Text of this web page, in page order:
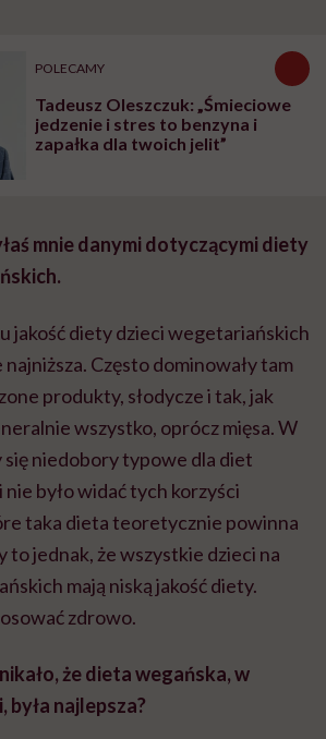
POLECAMY
Tadeusz Oleszczuk: „Śmieciowe
jedzenie i stres to benzyna i
zapałka dla twoich jelit”
mnie danymi dotyczącymi diety
jakość diety dzieci wegetariańskich
Często dominowały tam
produkty, słodycze i tak, jak
wszystko, oprócz mięsa. W
się niedobory typowe dla diet
było widać tych korzyści
taka dieta teoretycznie powinna
to jednak, że wszystkie dzieci na
mają niską jakość diety.
zdrowo.
że dieta wegańska, w
była najlepsza?